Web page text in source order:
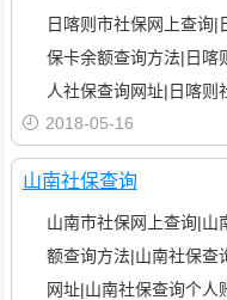
日喀则市社保网上查询
保卡余额查询方法|日喀
人社保查询网址|日喀
2018-05-16
山南社保查询
山南市社保网上查询|山
额查询方法|山南社保查
网址|山南社保查询个